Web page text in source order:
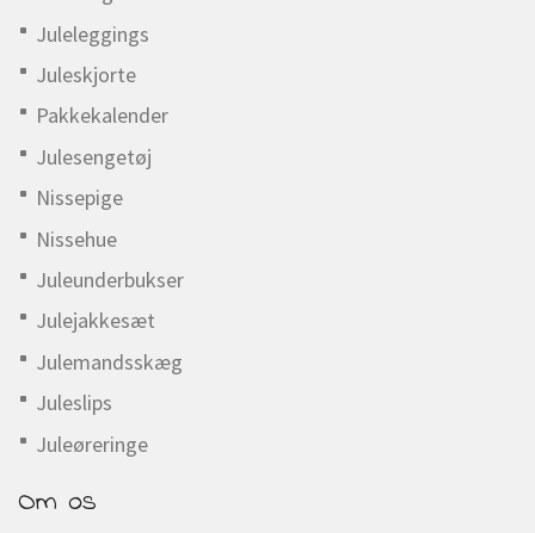
Juleleggings
Juleskjorte
Pakkekalender
Julesengetøj
Nissepige
Nissehue
Juleunderbukser
Julejakkesæt
Julemandsskæg
Juleslips
Juleøreringe
Om os